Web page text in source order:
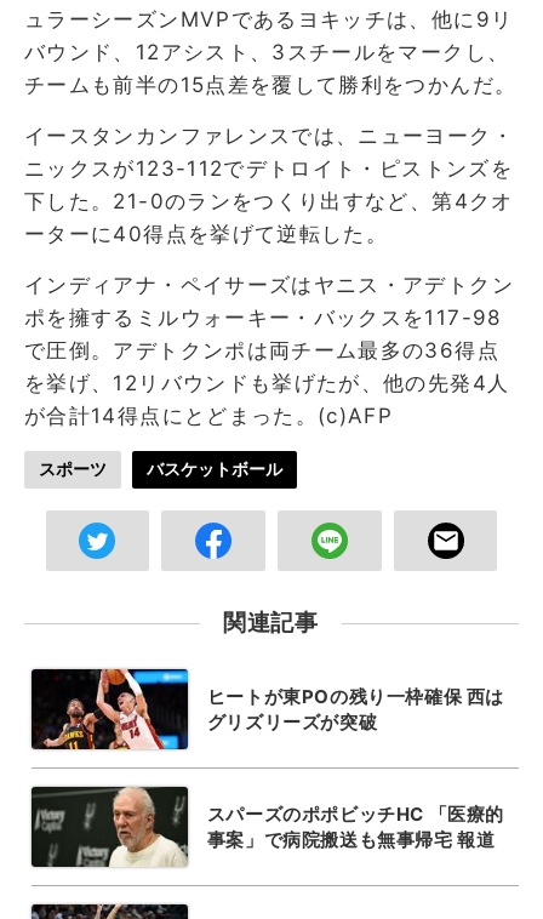
ュラーシーズンMVPであるヨキッチは、他に9リ
バウンド、12アシスト、3スチールをマークし、
チームも前半の15点差を覆して勝利をつかんだ。
イースタンカンファレンスでは、ニューヨーク・
ニックスが123-112でデトロイト・ピストンズを
下した。21-0のランをつくり出すなど、第4クオ
ーターに40得点を挙げて逆転した。
インディアナ・ペイサーズはヤニス・アデトクン
ポを擁するミルウォーキー・バックスを117-98
で圧倒。アデトクンポは両チーム最多の36得点
を挙げ、12リバウンドも挙げたが、他の先発4人
が合計14得点にとどまった。(c)AFP
スポーツ バスケットボール
関連記事
ヒートが東POの残り一枠確保 西は
グリズリーズが突破
スパーズのポポビッチHC 「医療的
事案」で病院搬送も無事帰宅 報道